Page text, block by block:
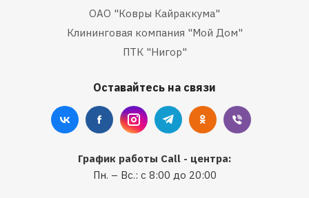
ОАО "Ковры Кайраккума"
Клининговая компания "Мой Дом"
ПТК "Нигор"
Оставайтесь на связи
График работы Call - центра:
Пн. – Вс.: с 8:00 до 20:00